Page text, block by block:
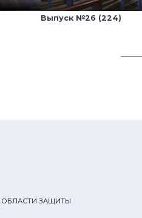
Выпуск №26 (224)
ЗАЩИТЫ